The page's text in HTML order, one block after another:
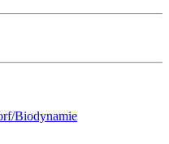
Biodynamie